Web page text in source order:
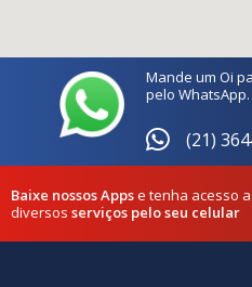
Mande um Oi
pelo WhatsApp.
(21)
Baixe nossos Appse tenha acesso a
diversos serviços pelo seu celular